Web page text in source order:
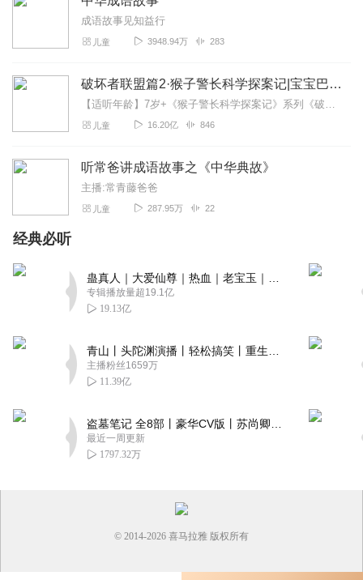
成语故事见知益行
儿童 3948.94万 283
破坏者联盟篇2·猴子警长科学探案记|宝宝巴士故事
【适听年龄】7岁+《猴子警长科学探案记》系列《破坏者联盟篇1·猴子警长科学探案记》>>>《破坏者联盟篇2·猴子警长科学探案记》>>>《破坏者联盟篇3·猴子警长科...
儿童 16.20亿 846
听常爸讲成语故事之《中华典故》
主播:常青藤爸爸
儿童 287.95万 22
经典必听
专辑播放量超19.1亿
19.13亿
主播粉丝1659万
11.39亿
最近一周更新
1797.32万
© 2014-2026 喜马拉雅 版权所有